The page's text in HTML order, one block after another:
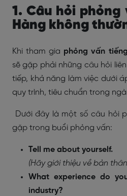
1. Câu hỏi
Hàng không
Khi tham gia phỏng vấn
sẽ gặp phải những câu hỏi
tiếp, khả năng làm việc dưới
quy trình, tiêu chuẩn trong
Dưới đây là một số câu hỏi
gặp trong buổi phỏng vấn:
Tell me about yourself.
(Hãy giới thiệu về bản
What experience do
industry?